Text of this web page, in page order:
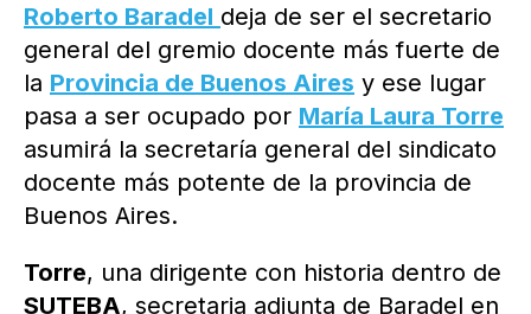
Roberto Baradel deja de ser el secretario
general del gremio docente más fuerte de
la Provincia de Buenos Aires y ese lugar
pasa a ser ocupado por María Laura Torre
asumirá la secretaría general del sindicato
docente más potente de la provincia de
Buenos Aires.
Torre, una dirigente con historia dentro de
SUTEBA, secretaria adjunta de Baradel en